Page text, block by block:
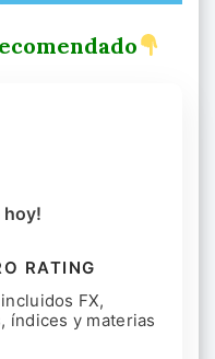
hoy!
RATING
FX,
índices y materias